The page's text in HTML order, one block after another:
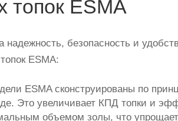
топок ESMA
надежность, безопасность и
ESMA:
ESMA сконструированы по
Это увеличивает КПД топки и
объемом золы, что